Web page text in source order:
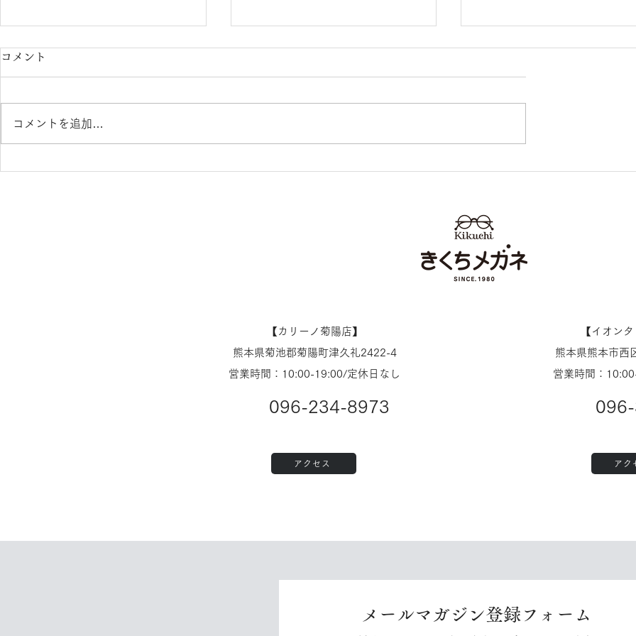
カリーノ菊陽店 通常営業再
イオンタウン田崎店 営業再開
営業再開日のお知らせ イ
コメント
コメントを追加…
【​カリーノ菊陽店】
熊本県菊池郡菊陽町津久礼2422-4
営業時間：10:00-19:00/定休日なし
096-234-8973
アクセス
【​イオン
熊本県熊本市西
営業時間：
アク
​メールマガジン登録フォーム